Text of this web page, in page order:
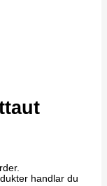
handlar du